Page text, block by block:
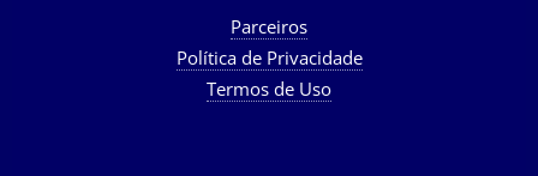
Parceiros
Política de Privacidade
Termos de Uso